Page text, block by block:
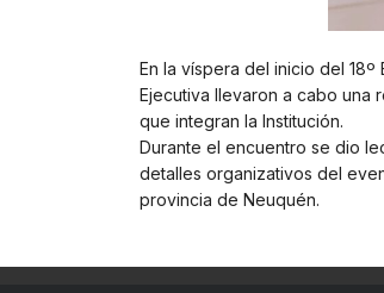
En la víspera del inicio del 18º
Ejecutiva llevaron a cabo una
que integran la Institución.
Durante el encuentro se dio
detalles organizativos del
provincia de Neuquén.